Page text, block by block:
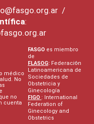
/
:
médico
No
no
cuenta
FASGO es miembro
de
FLASOG: Federación
Latinoamericana de
Sociedades de
Obstetricia y
Ginecología
FIGO : International
Federation of
Ginecology and
Obstetrics